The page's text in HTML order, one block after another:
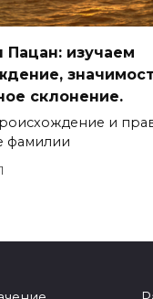
изучаем
склонение.
и
фамилии